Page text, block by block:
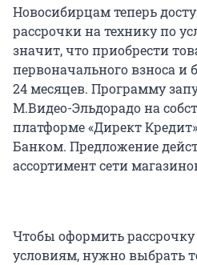
Новосибирцам теперь
рассрочки на технику по
значит, что приобрести
первоначального взноса и
24 месяцев. Программу
М.Видео-Эльдорадо на
платформе «Директ
Банком. Предложение
ассортимент сети
Чтобы оформить
условиям, нужно выбрать